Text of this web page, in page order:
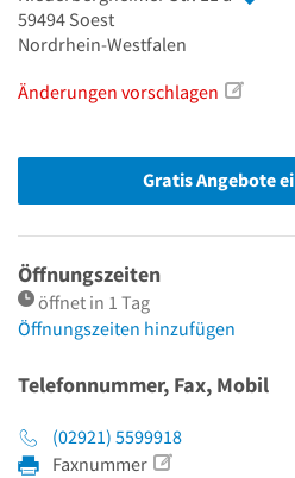
59494 Soest
Nordrhein-Westfalen
Änderungen vorschlagen
Gratis Angebote
Öffnungszeiten
öffnet in 1 Tag
Öffnungszeiten hinzufügen
Telefonnummer, Fax, Mobil
(02921) 5599918
Faxnummer